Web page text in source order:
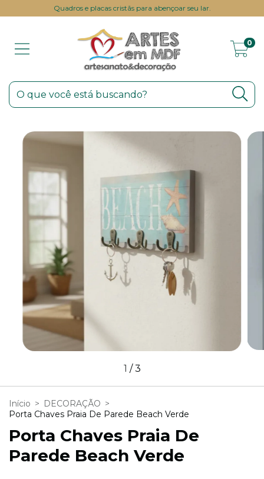
Quadros e placas cristãs para abençoar seu lar.
0
1 /3
Início > DECORAÇÃO >
Porta Chaves Praia De Parede Beach Verde
Porta Chaves Praia De
Parede Beach Verde